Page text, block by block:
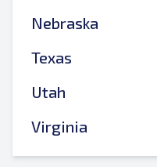
Nebraska
Texas
Utah
Virginia